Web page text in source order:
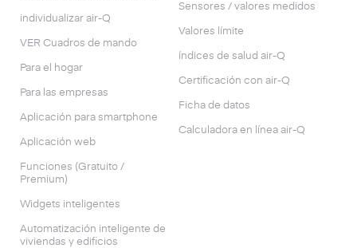
individualizar air-Q
VER Cuadros de mando
Para el hogar
Para las empresas
Aplicación para smartphone
Aplicación web
Funciones (Gratuito /
Premium)
Widgets inteligentes
Automatización inteligente de
viviendas y edificios
Sensores / valores medidos
Valores límite
índices de salud air-Q
Certificación con air-Q
Ficha de datos
Calculadora en línea air-Q